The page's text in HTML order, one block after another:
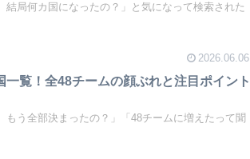
結局何カ国になったの？」と気になって検索された
2026.06.06
覧！全48チームの顔ぶれと注目ポイント
もう全部決まったの？」「48チームに増えたって聞